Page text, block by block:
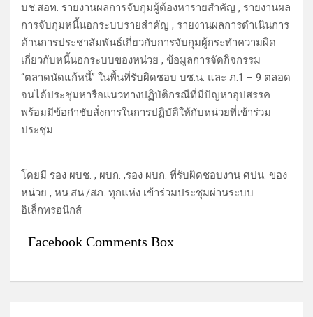
บช.สอท. รายงานผลการจับกุมผู้ต้องหารายสำคัญ , รายงานผล
การจับกุมหนี้นอกระบบรายสำคัญ , รายงานผลการดำเนินการ
ด้านการประชาสัมพันธ์เกี่ยวกับการจับกุมผู้กระทำความผิด
เกี่ยวกับหนี้นอกระบบของหน่วย , ข้อมูลการจัดกิจกรรม
“ตลาดนัดแก้หนี้” ในพื้นที่รับผิดชอบ บช.น. และ ภ.1 – 9 ตลอด
จนได้ประชุมหารือแนวทางปฏิบัติกรณีที่มีปัญหาอุปสรรค
พร้อมมีข้อกำชับสั่งการในการปฏิบัติให้กับหน่วยที่เข้าร่วม
ประชุม
โดยมี รอง ผบช. , ผบก. ,รอง ผบก. ที่รับผิดชอบงาน ศปน. ของ
หน่วย , หน.สน./สภ. ทุกแห่ง เข้าร่วมประชุมผ่านระบบ
อิเล็กทรอนิกส์
Facebook Comments Box